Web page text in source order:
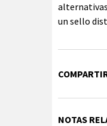
un sello
NOTAS